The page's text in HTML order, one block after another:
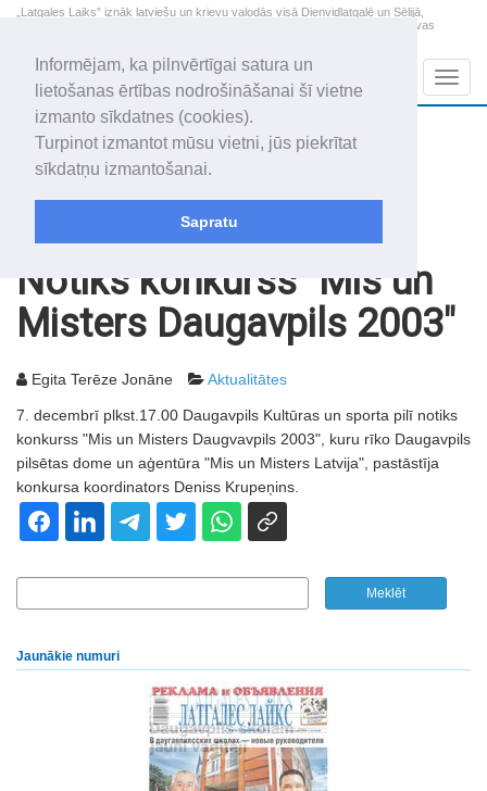
Informējam, ka pilnvērtīgai satura un
lietošanas ērtības nodrošināšanai šī vietne
izmanto sīkdatnes (cookies).
Turpinot izmantot mūsu vietni, jūs piekrītat
sīkdatņu izmantošanai.
Sapratu
„Latgales Laiks” iznāk latviešu un krievu valodās visā Dienvidlatgalē un Sēlijā,
„Latgales Laiks” latviešu valodā aptver Daugavpils valstspilsētu, Augšdaugavas
2026. gada 9. augusts
Svētdiena
Genovefa, Genoveva, Madara
+21.4
Notiks konkurss "Mis un
Misters Daugavpils 2003"
Egita Terēze Jonāne Aktualitātes
7. decembrī plkst.17.00 Daugavpils Kultūras un sporta pilī notiks
konkurss "Mis un Misters Daugvavpils 2003", kuru rīko Daugavpils
pilsētas dome un aģentūra "Mis un Misters Latvija", pastāstīja
konkursa koordinators Deniss Krupeņins.
Jaunākie numuri